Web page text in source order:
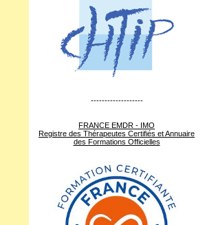
-------------------
FRANCE EMDR - IMO
Registre des Thérapeutes Certifiés et Annuaire
des Formations Officielles